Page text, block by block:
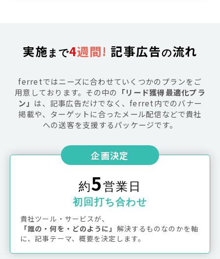
実施 まで4週間! 記事広告の流れ
ferretではニーズに合わせていくつかのプランをご
用意しております。その中の 「リード獲得最適化プラ
ン」 は、記事広告だけでなく、ferret内でのバナー
掲載や、ターゲットに合ったメール配信などで貴社
への送客を支援するパッケージです。
企画決定
約5営業日
初回打ち合わせ
貴社ツール・サービスが、
「誰の・何を・どのように」 解決するものなのかを軸
に、記事テーマ、概要を決定します。